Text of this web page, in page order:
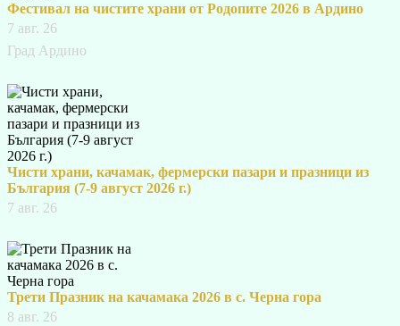
Фестивал на чистите храни от Родопите 2026 в Ардино
7 авг. 26
Град Ардино
Чисти храни, качамак, фермерски пазари и празници из
България (7-9 август 2026 г.)
7 авг. 26
Трети Празник на качамака 2026 в с. Черна гора
8 авг. 26